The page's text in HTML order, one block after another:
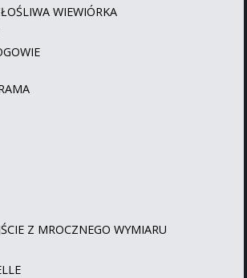
WIEWIÓRKA
Z MROCZNEGO WYMIARU